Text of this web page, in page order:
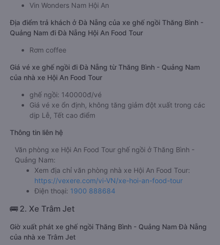
Vin Wonders Nam Hội An
Địa điểm trả khách ở Đà Nẵng của xe ghế ngồi Thăng Bình -
Quảng Nam đi Đà Nẵng Hội An Food Tour
Rơm coffee
Giá vé xe ghế ngồi đi Đà Nẵng từ Thăng Bình - Quảng Nam
của nhà xe Hội An Food Tour
ghế ngồi: 140000đ/vé
Giá vé xe ổn định, không tăng giảm đột xuất trong các
dịp Lễ, Tết cao điểm
Thông tin liên hệ
Văn phòng xe Hội An Food Tour ghế ngồi ở Thăng Bình -
Quảng Nam:
Xem địa chỉ văn phòng nhà xe Hội An Food Tour:
https://vexere.com/vi-VN/xe-hoi-an-food-tour
Điện thoại: 1900 888684
🚌 2. Xe Trâm Jet
Giờ xuất phát xe ghế ngồi Thăng Bình - Quảng Nam Đà Nẵng
của nhà xe Trâm Jet